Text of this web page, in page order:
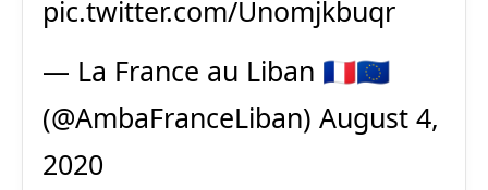
pic.twitter.com/Unomjkbuqr
— La France au Liban 🇫🇷🇪🇺
(@AmbaFranceLiban) August 4,
2020